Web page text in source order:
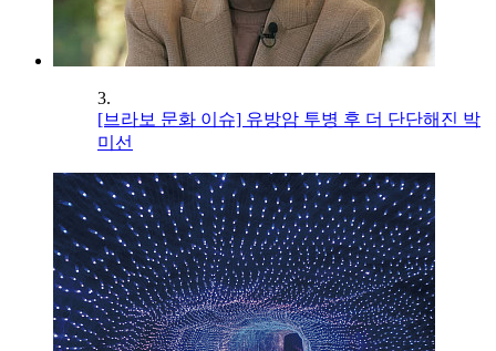
3.
[브라보 문화 이슈] 유방암 투병 후 더 단단해진 박
미선